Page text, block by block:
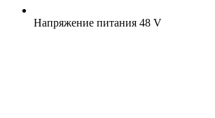
Напряжение питания 48 V